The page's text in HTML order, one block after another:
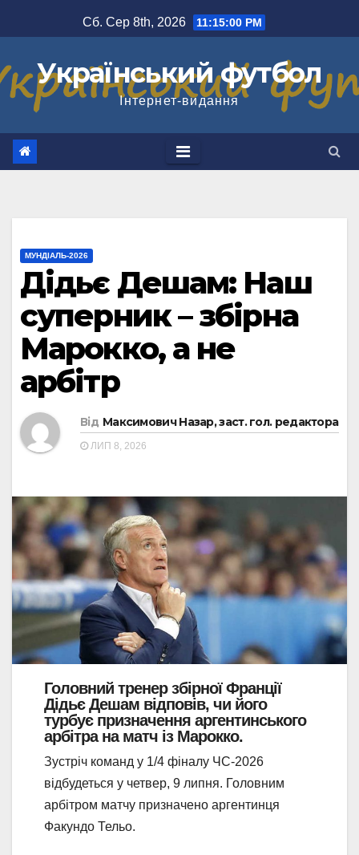
до
Сб. Сер 8th, 2026 11:15:01 PM
Український футбол
Інтернет-видання
МУНДІАЛЬ-2026
Дідьє Дешам: Наш
суперник – збірна
Марокко, а не
арбітр
Від Максимович Назар, заст. гол. редактора
ЛИП 8, 2026
Головний тренер збірної Франції
Дідьє Дешам відповів, чи його
турбує призначення аргентинського
арбітра на матч із Марокко.
Зустріч команд у 1/4 фіналу ЧС-2026
відбудеться у четвер, 9 липня. Головним
арбітром матчу призначено аргентинця
Факундо Тельо.